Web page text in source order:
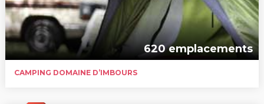
620 emplacements
CAMPING DOMAINE D’IMBOURS